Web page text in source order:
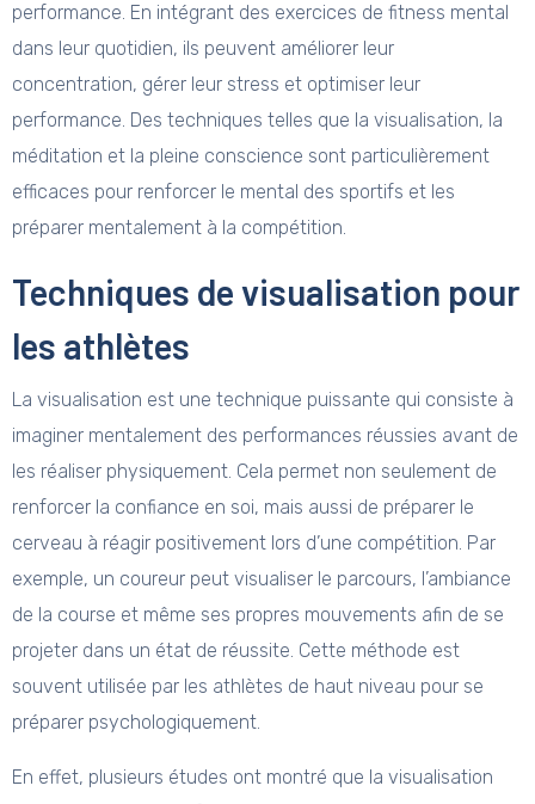
performance. En intégrant des exercices de fitness mental
dans leur quotidien, ils peuvent améliorer leur
concentration, gérer leur stress et optimiser leur
performance. Des techniques telles que la visualisation, la
méditation et la pleine conscience sont particulièrement
efficaces pour renforcer le mental des sportifs et les
préparer mentalement à la compétition.
Techniques de visualisation pour
les athlètes
La visualisation est une technique puissante qui consiste à
imaginer mentalement des performances réussies avant de
les réaliser physiquement. Cela permet non seulement de
renforcer la confiance en soi, mais aussi de préparer le
cerveau à réagir positivement lors d’une compétition. Par
exemple, un coureur peut visualiser le parcours, l’ambiance
de la course et même ses propres mouvements afin de se
projeter dans un état de réussite. Cette méthode est
souvent utilisée par les athlètes de haut niveau pour se
préparer psychologiquement.
En effet, plusieurs études ont montré que la visualisation